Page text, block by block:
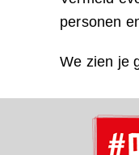
personen
We zien je